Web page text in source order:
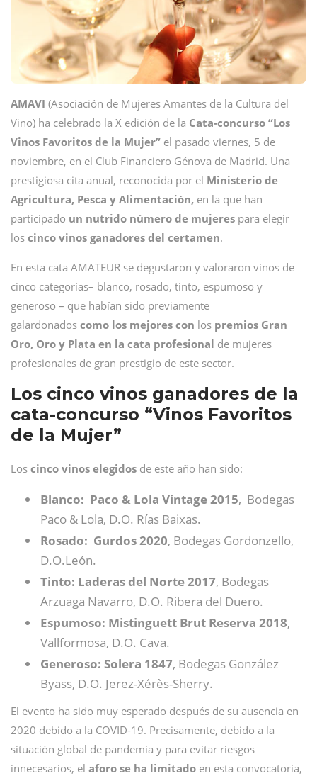
AMAVI (Asociación de Mujeres Amantes de la Cultura del
Vino) ha celebrado la X edición de la Cata-concurso “Los
Vinos Favoritos de la Mujer” el pasado viernes, 5 de
noviembre, en el Club Financiero Génova de Madrid. Una
prestigiosa cita anual, reconocida por el Ministerio de
Agricultura, Pesca y Alimentación, en la que han
participado un nutrido número de mujeres para elegir
los cinco vinos ganadores del certamen.
En esta cata AMATEUR se degustaron y valoraron vinos de
cinco categorías– blanco, rosado, tinto, espumoso y
generoso – que habían sido previamente
galardonados como los mejores con los premios Gran
Oro, Oro y Plata en la cata profesional de mujeres
profesionales de gran prestigio de este sector.
Los cinco vinos ganadores de la
cata-concurso “Vinos Favoritos
de la Mujer”
Los cinco vinos elegidos de este año han sido:
Blanco: Paco & Lola Vintage 2015, Bodegas
Paco & Lola, D.O. Rías Baixas.
Rosado: Gurdos 2020, Bodegas Gordonzello,
D.O.León.
Tinto: Laderas del Norte 2017, Bodegas
Arzuaga Navarro, D.O. Ribera del Duero.
Espumoso: Mistinguett Brut Reserva 2018,
Vallformosa, D.O. Cava.
Generoso: Solera 1847, Bodegas González
Byass, D.O. Jerez-Xérès-Sherry.
El evento ha sido muy esperado después de su ausencia en
2020 debido a la COVID-19. Precisamente, debido a la
situación global de pandemia y para evitar riesgos
innecesarios, el aforo se ha limitado en esta convocatoria,